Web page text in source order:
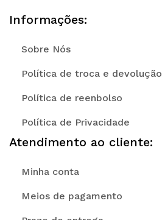
Informações:
Sobre Nós
Política de troca e devolução
Política de reenbolso
Política de Privacidade
Atendimento ao cliente:
Minha conta
Meios de pagamento